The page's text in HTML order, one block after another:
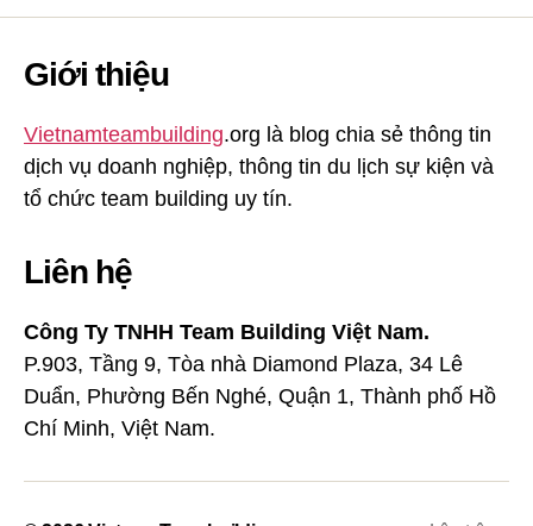
Giới thiệu
Vietnamteambuilding.org là blog chia sẻ thông tin
dịch vụ doanh nghiệp, thông tin du lịch sự kiện và
tổ chức team building uy tín.
Liên hệ
Công Ty TNHH Team Building Việt Nam.
P.903, Tầng 9, Tòa nhà Diamond Plaza, 34 Lê
Duẩn, Phường Bến Nghé, Quận 1, Thành phố Hồ
Chí Minh, Việt Nam.